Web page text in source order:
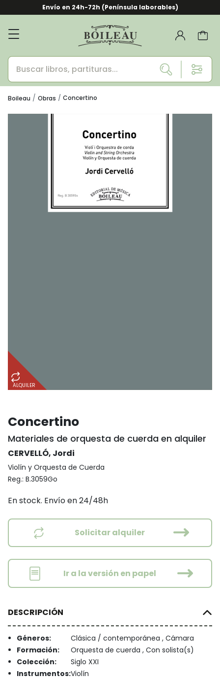
Envío en 24h-72h (Península laborables)
Boileau Obras Concertino
ALQUILER
Concertino
Materiales de orquesta de cuerda en alquiler
CERVELLÓ, Jordi
Violín y Orquesta de Cuerda
Reg.: B.3059Go
En stock. Envío en 24/48h
Solicitar alquiler
Ir a la versión en papel
DESCRIPCIÓN
Géneros:
Clásica / contemporánea , Cámara
Formación:
Orquesta de cuerda , Con solista(s)
Colección:
Siglo XXI
Instrumentos:Violín